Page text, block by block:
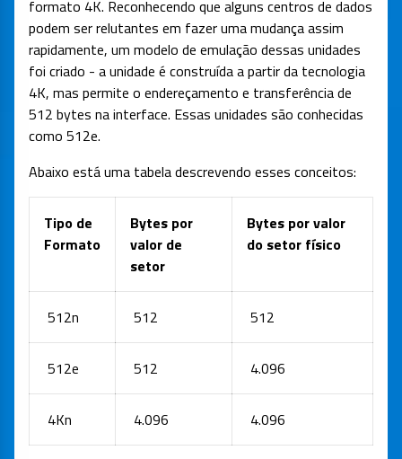
formato 4K. Reconhecendo que alguns centros de dados
podem ser relutantes em fazer uma mudança assim
rapidamente, um modelo de emulação dessas unidades
foi criado - a unidade é construída a partir da tecnologia
4K, mas permite o endereçamento e transferência de
512 bytes na interface. Essas unidades são conhecidas
como 512e.
Abaixo está uma tabela descrevendo esses conceitos:
Tipo de
Formato
Bytes por
valor de
setor
Bytes por valor
do setor físico
512n 512 512
512e 512 4.096
4Kn 4.096 4.096